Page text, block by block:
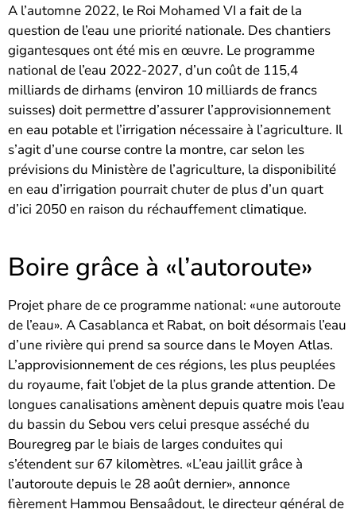
A l’automne 2022, le Roi Mohamed VI a fait de la
question de l’eau une priorité nationale. Des chantiers
gigantesques ont été mis en œuvre. Le programme
national de l’eau 2022-2027, d’un coût de 115,4
milliards de dirhams (environ 10 milliards de francs
suisses) doit permettre d’assurer l’approvisionnement
en eau potable et l’irrigation nécessaire à l’agriculture. Il
s’agit d’une course contre la montre, car selon les
prévisions du Ministère de l’agriculture, la disponibilité
en eau d’irrigation pourrait chuter de plus d’un quart
d’ici 2050 en raison du réchauffement climatique.
Boire grâce à «l’autoroute»
Projet phare de ce programme national: «une autoroute
de l’eau». A Casablanca et Rabat, on boit désormais l’eau
d’une rivière qui prend sa source dans le Moyen Atlas.
L’approvisionnement de ces régions, les plus peuplées
du royaume, fait l’objet de la plus grande attention. De
longues canalisations amènent depuis quatre mois l’eau
du bassin du Sebou vers celui presque asséché du
Bouregreg par le biais de larges conduites qui
s’étendent sur 67 kilomètres. «L’eau jaillit grâce à
l’autoroute depuis le 28 août dernier», annonce
fièrement Hammou Bensaâdout, le directeur général de